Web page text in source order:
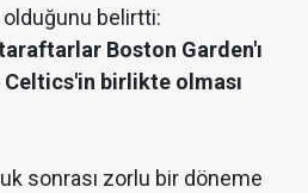
belirtti:
Boston Garden'ı
birlikte olması
sonrası zorlu bir döneme